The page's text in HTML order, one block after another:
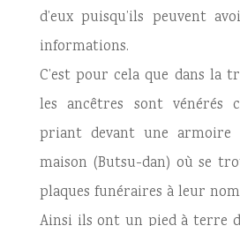
d’eux puisqu’ils peuvent
informations.
C’est pour cela que dans la
les ancêtres sont vénérés
priant devant une armoire
maison (Butsu-dan) où se
plaques funéraires à leur